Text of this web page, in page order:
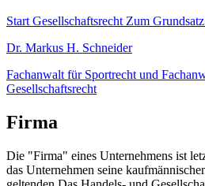
Start Gesellschaftsrecht Zum
Dr. Markus H. Schneider
Fachanwalt für Sportrecht und
Gesellschaftsrecht
Firma
Die "Firma" eines Unternehmens ist
das Unternehmen seine